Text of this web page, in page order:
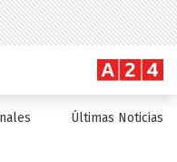
Últimas Noticias